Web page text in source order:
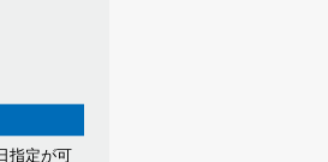
指定が可